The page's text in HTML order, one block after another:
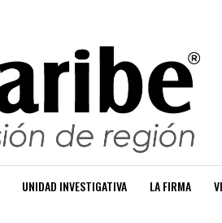
UNIDAD INVESTIGATIVA LA FIRMA